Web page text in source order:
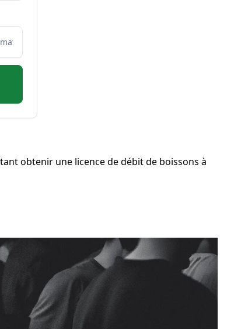
obtenir une licence de débit de boissons à